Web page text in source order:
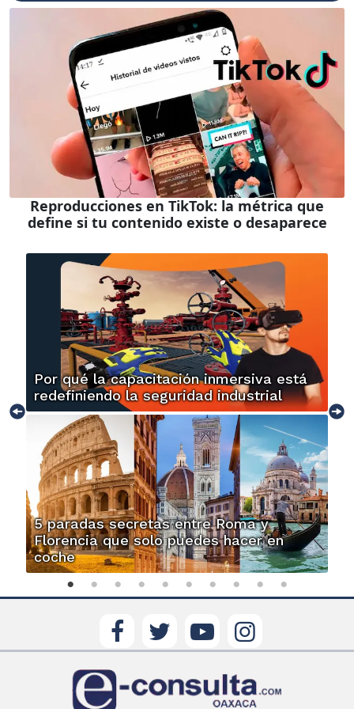
Reproducciones en TikTok: la métrica que
define si tu contenido existe o desaparece
Por qué la capacitación inmersiva está
redefiniendo la seguridad industrial
5 paradas secretas entre Roma y
Florencia que solo puedes hacer en
coche